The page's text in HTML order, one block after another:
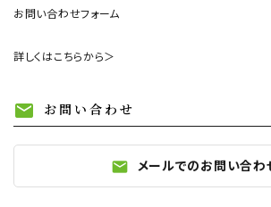
お問い合わせフォーム
詳しくはこちらから＞
mail お問い合わせ
mail メールでのお問い合わ